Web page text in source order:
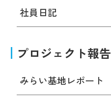
社員日記
プロジェクト報告
みらい基地レポート